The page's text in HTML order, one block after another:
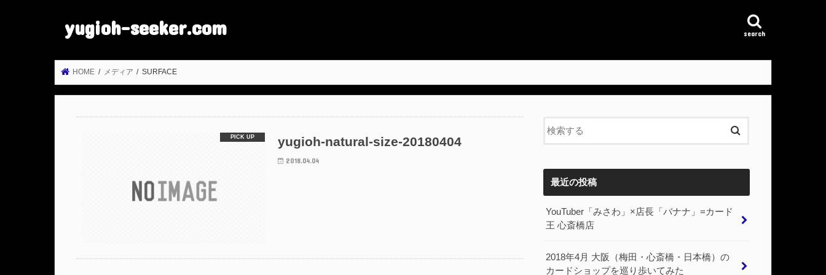
yugioh-seeker.com search
HOME メディア SURFACE
yugioh-natural-size-20180404
2018.04.04
最近の投稿
YouTuber「みさわ」×店長「バナナ」=カード
王 心斎橋店
2018年4月 大阪（梅田・心斎橋・日本橋）の
カードショップを巡り歩いてみた